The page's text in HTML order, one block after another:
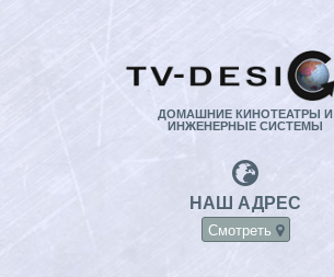
ДОМАШНИЕ КИНОТЕАТРЫ И
ИНЖЕНЕРНЫЕ СИСТЕМЫ
НАШ АДРЕС
Смотреть